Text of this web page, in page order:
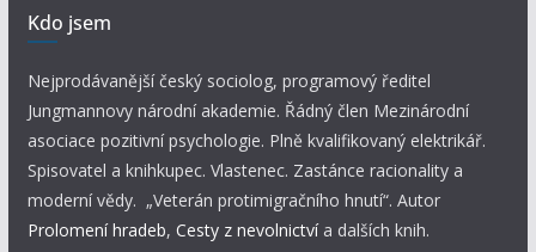
Kdo jsem
Nejprodávanější český sociolog, programový ředitel
Jungmannovy národní akademie. Řádný člen Mezinárodní
asociace pozitivní psychologie. Plně kvalifikovaný elektrikář.
Spisovatel a knihkupec. Vlastenec. Zastánce racionality a
moderní vědy. „Veterán protimigračního hnutí“. Autor
Prolomení hradeb, Cesty z nevolnictví a dalších knih.